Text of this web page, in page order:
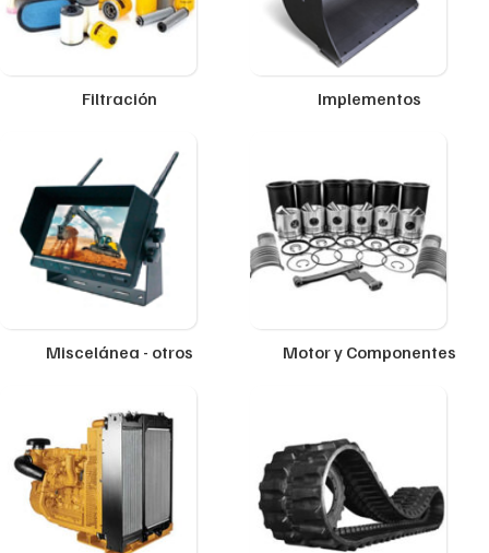
Filtración Implementos
Miscelánea - otros Motor y Componentes